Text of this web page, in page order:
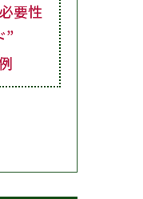
要性
”